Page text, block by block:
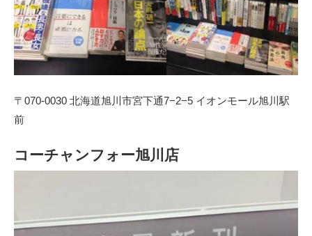
〒070-0030 北海道旭川市宮下通7−2−5 イオンモール旭川駅
前
コーチャンフォー旭川店